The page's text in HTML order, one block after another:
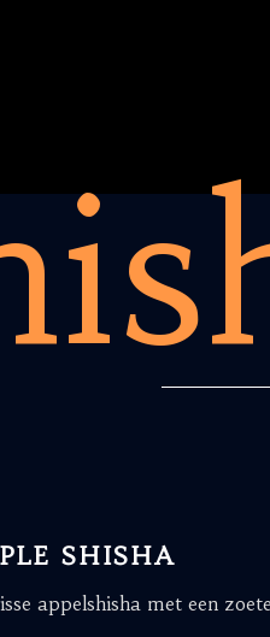
SHISHA
appelshisha met een